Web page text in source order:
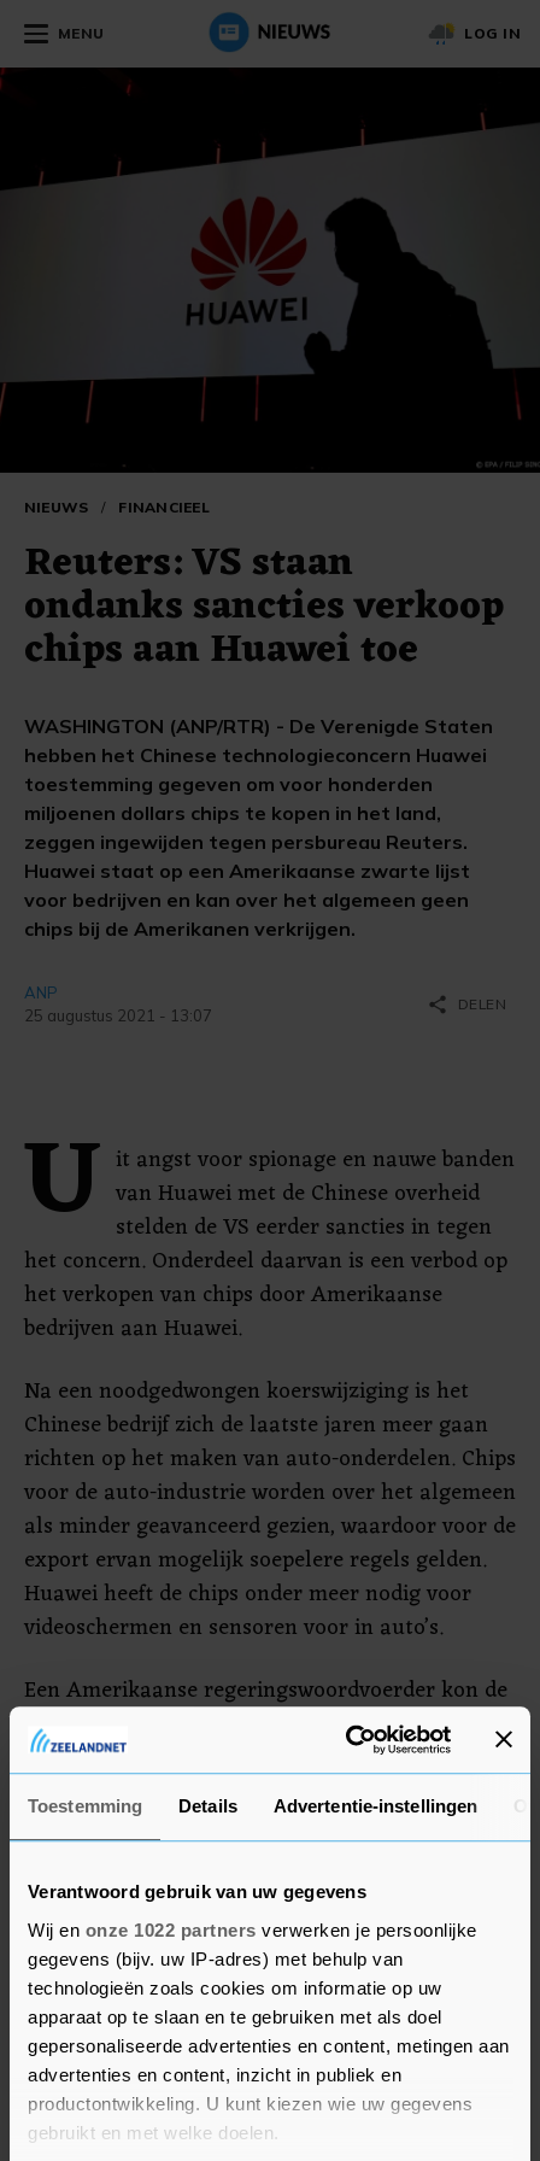
Toestemming Details Advertentie-instellingen
Verantwoord gebruik van uw gegevens
Wij en onze 1022 partners verwerken je persoonlijke
gegevens (bijv. uw IP-adres) met behulp van
technologieën zoals cookies om informatie op uw
apparaat op te slaan en te gebruiken met als doel
gepersonaliseerde advertenties en content, metingen aan
advertenties en content, inzicht in publiek en
productontwikkeling. U kunt kiezen wie uw gegevens
gebruikt en met welke doelen.
MENU LOG IN
NIEUWS / FINANCIEEL
Reuters: VS staan
ondanks sancties verkoop
chips aan Huawei toe
WASHINGTON (ANP/RTR) - De Verenigde Staten
hebben het Chinese technologieconcern Huawei
toestemming gegeven om voor honderden
miljoenen dollars chips te kopen in het land,
zeggen ingewijden tegen persbureau Reuters.
Huawei staat op een Amerikaanse zwarte lijst
voor bedrijven en kan over het algemeen geen
chips bij de Amerikanen verkrijgen.
ANP
25 augustus 2021 - 13:07
share DELEN
U it angst voor spionage en nauwe banden
van Huawei met de Chinese overheid
stelden de VS eerder sancties in tegen
het concern. Onderdeel daarvan is een verbod op
het verkopen van chips door Amerikaanse
bedrijven aan Huawei.
Na een noodgedwongen koerswijziging is het
Chinese bedrijf zich de laatste jaren meer gaan
richten op het maken van auto-onderdelen. Chips
voor de auto-industrie worden over het algemeen
als minder geavanceerd gezien, waardoor voor de
export ervan mogelijk soepelere regels gelden.
Huawei heeft de chips onder meer nodig voor
videoschermen en sensoren voor in auto’s.
Een Amerikaanse regeringswoordvoerder kon de
toestemming niet bevestigen, maar zei dat de
overheid door zal blijven gaan met het beperken
van de toegang van Huawei tot goederen en
software om de Amerikaanse veiligheid te